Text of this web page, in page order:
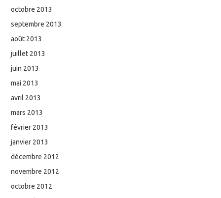
octobre 2013
septembre 2013
août 2013
juillet 2013
juin 2013
mai 2013
avril 2013
mars 2013
février 2013
janvier 2013
décembre 2012
novembre 2012
octobre 2012